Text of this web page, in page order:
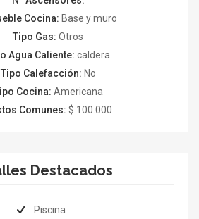
Cocina: Base y muro
Tipo Gas: Otros
Agua Caliente: caldera
Tipo Calefacción: No
Cocina: Americana
Comunes: $ 100.000
Destacados
Piscina